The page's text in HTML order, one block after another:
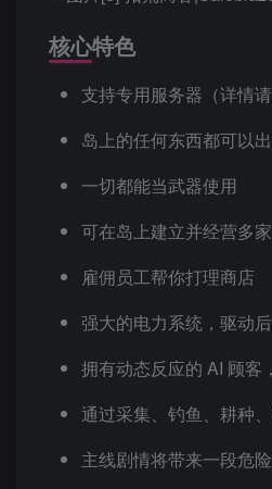
核心特色
支持专用服务器（详情
岛上的任何东西都可以
一切都能当武器使用
可在岛上建立并经营多
雇佣员工帮你打理商店
强大的电力系统，驱动
拥有动态反应的 AI 顾客
通过采集、钓鱼、耕种
主线剧情将带来一段危